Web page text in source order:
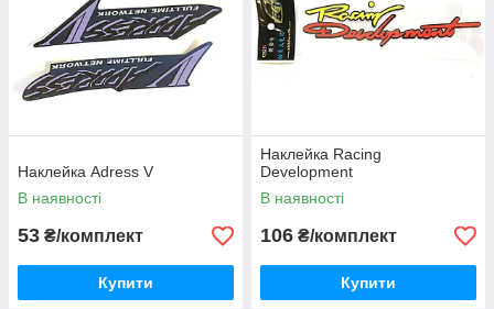
Наклейка Adress V
В наявності
53 ₴/комплект
Купити
Наклейка Racing
Development
В наявності
106 ₴/комплект
Купити